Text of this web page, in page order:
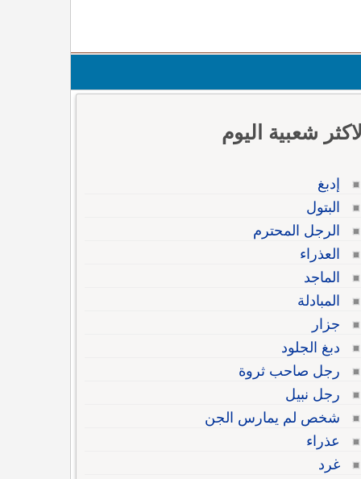
الاكثر شعبية اليوم
إدبغ
البتول
الرجل المحترم
العذراء
الماجد
المبادلة
جزار
دبغ الجلود
رجل صاحب ثروة
رجل نبيل
شخص لم يمارس الجن
عذراء
غرد